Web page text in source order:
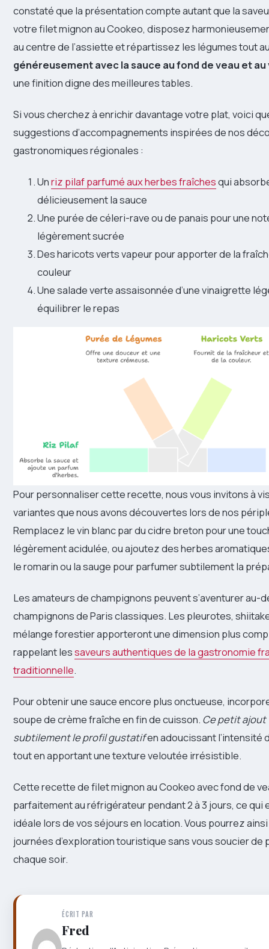
constaté que la présentation compte autant que la
votre filet mignon au Cookeo, disposez
au centre de l’assiette et répartissez les légumes tout
généreusement avec la sauce au fond de veau et au
une finition digne des meilleures tables.
Si vous cherchez à enrichir davantage votre plat, voici
suggestions d’accompagnements inspirées de nos
gastronomiques régionales :
Unriz pilaf parfumé aux herbes fraîchesqui
délicieusement la sauce
Une purée de céleri-rave ou de panais pour une
légèrement sucrée
Des haricots verts vapeur pour apporter de la
couleur
Une salade verte assaisonnée d’une vinaigrette
équilibrer le repas
Pour personnaliser cette recette, nous vous invitons à
variantes que nous avons découvertes lors de nos
Remplacez le vin blanc par du cidre breton pour une
légèrement acidulée, ou ajoutez des herbes
le romarin ou la sauge pour parfumer subtilement la
Les amateurs de champignons peuvent s’aventurer au-
champignons de Paris classiques. Les pleurotes,
mélange forestier apporteront une dimension plus
rappelant lessaveurs authentiques de la gastronomie
traditionnelle.
Pour obtenir une sauce encore plus onctueuse,
soupe de crème fraîche en fin de cuisson. Ce petit
subtilement le profil gustatifen adoucissant l’intensité
tout en apportant une texture veloutée irrésistible.
Cette recette de filet mignon au Cookeo avec fond de
parfaitement au réfrigérateur pendant 2 à 3 jours, ce qui
idéale lors de vos séjours en location. Vous pourrez
journées d’exploration touristique sans vous soucier de
chaque soir.
ÉCRIT PAR
Fred